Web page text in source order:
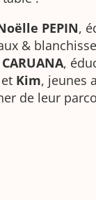
PEPIN,
&
,
et Kim, jeunes
de leur